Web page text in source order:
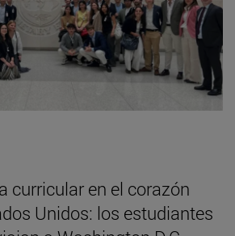
curricular en el corazón
Unidos: los estudiantes